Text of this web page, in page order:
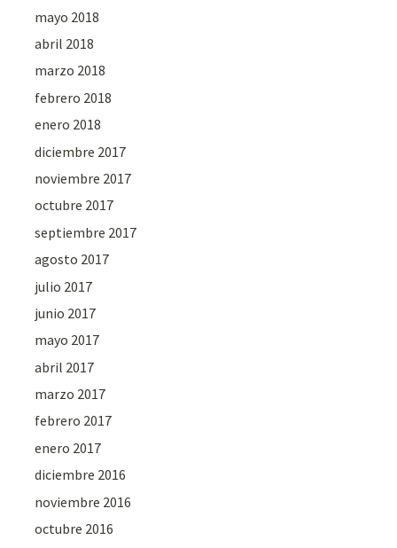
mayo 2018
abril 2018
marzo 2018
febrero 2018
enero 2018
diciembre 2017
noviembre 2017
octubre 2017
septiembre 2017
agosto 2017
julio 2017
junio 2017
mayo 2017
abril 2017
marzo 2017
febrero 2017
enero 2017
diciembre 2016
noviembre 2016
octubre 2016